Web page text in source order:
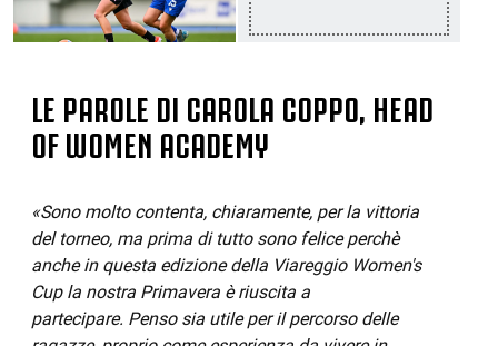
LE PAROLE DI CAROLA COPPO, HEAD
OF WOMEN ACADEMY
«Sono molto contenta, chiaramente, per la vittoria
del torneo, ma prima di tutto sono felice perchè
anche in questa edizione della Viareggio Women's
Cup la nostra Primavera è riuscita a
partecipare. Penso sia utile per il percorso delle